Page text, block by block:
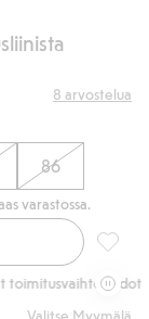
8 arvostelua
86
varastossa.
Valitse Myymälä